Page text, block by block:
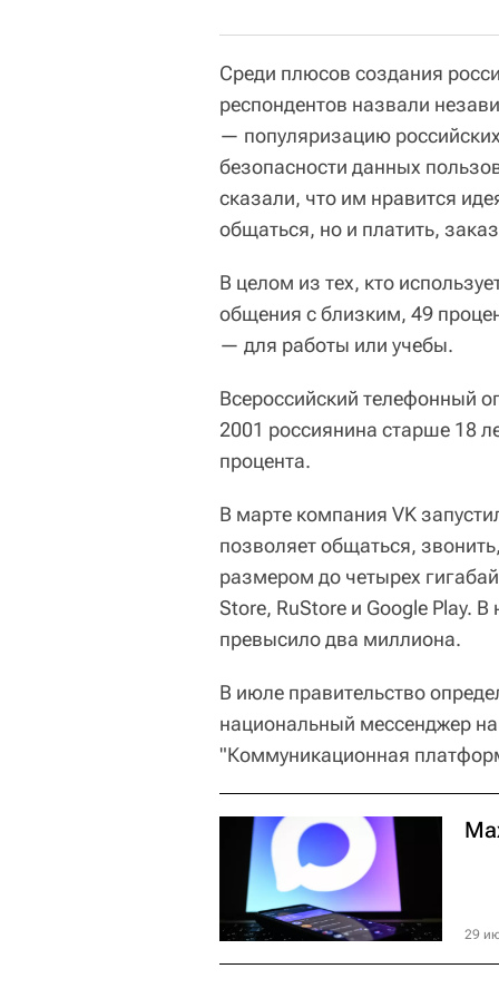
Среди плюсов создания
респондентов назвали
— популяризацию
безопасности данных
сказали, что им нравится
общаться, но и платить,
В целом из тех, кто
общения с близким, 49
— для работы или учебы.
Всероссийский телефонный
2001 россиянина старше 18
процента.
В марте компания VK
позволяет общаться,
размером до четырех
Store, RuStore и Google Play.
превысило два миллиона.
В июле правительство
национальный мессенджер
"Коммуникационная
29